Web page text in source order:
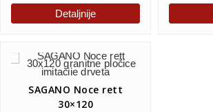
Detaljnije
SAGANO Noce rett
30×120